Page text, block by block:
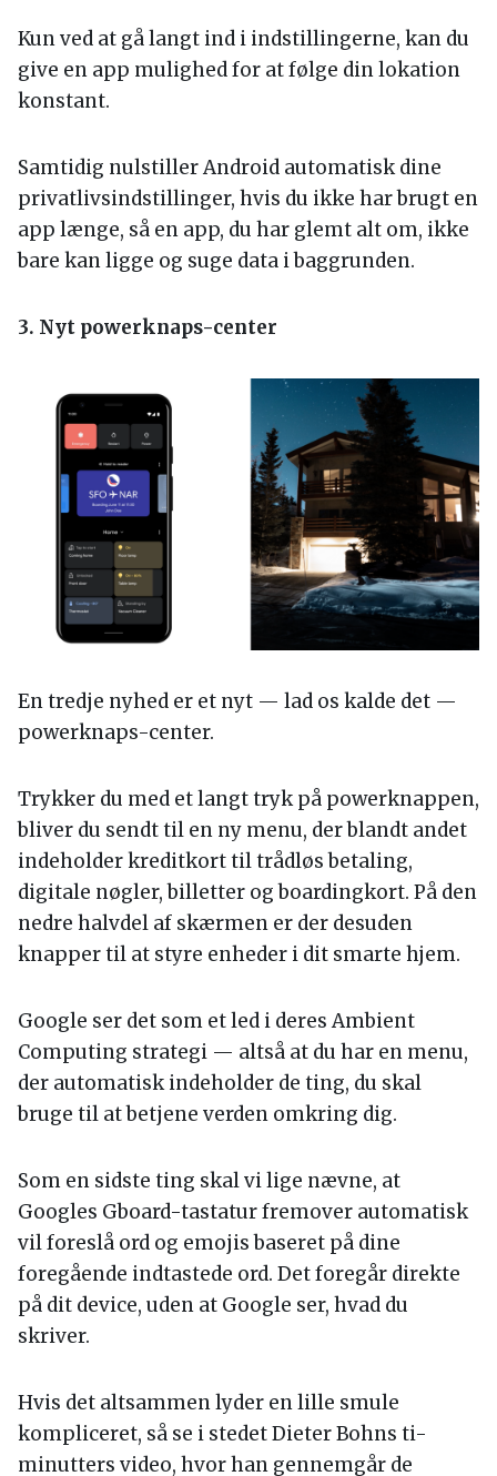
Kun ved at gå langt ind i indstillingerne, kan du
give en app mulighed for at følge din lokation
konstant.
Samtidig nulstiller Android automatisk dine
privatlivsindstillinger, hvis du ikke har brugt en
app længe, så en app, du har glemt alt om, ikke
bare kan ligge og suge data i baggrunden.
3. Nyt powerknaps-center
En tredje nyhed er et nyt — lad os kalde det —
powerknaps-center.
Trykker du med et langt tryk på powerknappen,
bliver du sendt til en ny menu, der blandt andet
indeholder kreditkort til trådløs betaling,
digitale nøgler, billetter og boardingkort. På den
nedre halvdel af skærmen er der desuden
knapper til at styre enheder i dit smarte hjem.
Google ser det som et led i deres Ambient
Computing strategi — altså at du har en menu,
der automatisk indeholder de ting, du skal
bruge til at betjene verden omkring dig.
Som en sidste ting skal vi lige nævne, at
Googles Gboard-tastatur fremover automatisk
vil foreslå ord og emojis baseret på dine
foregående indtastede ord. Det foregår direkte
på dit device, uden at Google ser, hvad du
skriver.
Hvis det altsammen lyder en lille smule
kompliceret, så se i stedet Dieter Bohns ti-
minutters video, hvor han gennemgår de